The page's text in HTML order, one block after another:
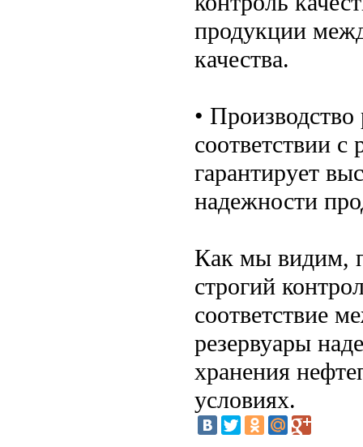
продукции
качества.
•
соответствии
гарантирует
надежности
Как мы видим,
строгий
соответствие
резервуары
хранения
условиях.